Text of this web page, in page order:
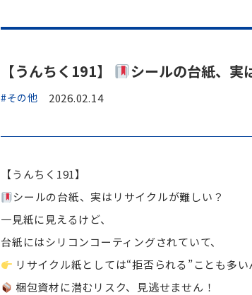
【うんちく191】 シールの台紙、実
#その他 2026.02.14
【うんちく191】
シールの台紙、実はリサイクルが難しい？
一見紙に見えるけど、
台紙にはシリコンコーティングされていて、
リサイクル紙としては“拒否られる”ことも多い
梱包資材に潜むリスク、見逃せません！